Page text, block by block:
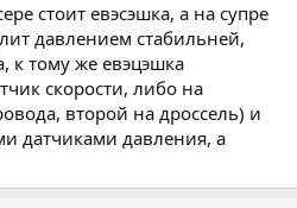
раскрытия...
для раскрытия...
авцр-ка, да и отдаёт знакомый, а
новьё по цене б/у авцрки
стоит евэсэшка, а на супре
давлением стабильней,
к тому же евэцэшка
скорости, либо на
второй на дроссель) и
датчиками давления, а